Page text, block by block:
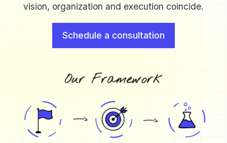
vision, organization and execution coincide.
Schedule a consultation